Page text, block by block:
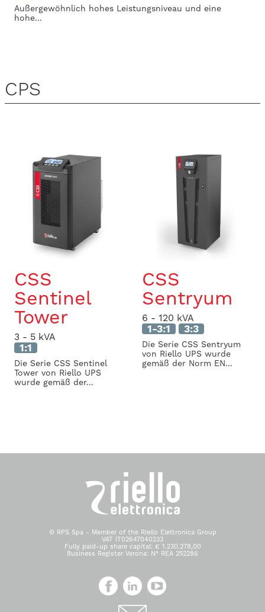
Außergewöhnlich hohes Leistungsniveau und eine
hohe...
CPS
CSS
Sentinel
Tower
3 - 5 kVA
1:1
Die Serie CSS Sentinel
Tower von Riello UPS
wurde gemäß der...
CSS
Sentryum
6 - 120 kVA
1-3:1 3:3
Die Serie CSS Sentryum
von Riello UPS wurde
gemäß der Norm EN...
© RPS Spa - Member of the Riello Elettronica Group
VAT IT02647040233
Fully paid-up share capital: € 1.230.278,00
Business Register Verona: N° REA 252286